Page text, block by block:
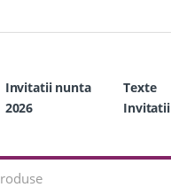
Invitatii nunta
2026
Texte
Invitatii